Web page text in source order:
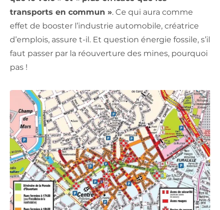
transports en commun ». Ce qui aura comme
effet de booster l’industrie automobile, créatrice
d’emplois, assure t-il. Et question énergie fossile, s’il
faut passer par la réouverture des mines, pourquoi
pas !